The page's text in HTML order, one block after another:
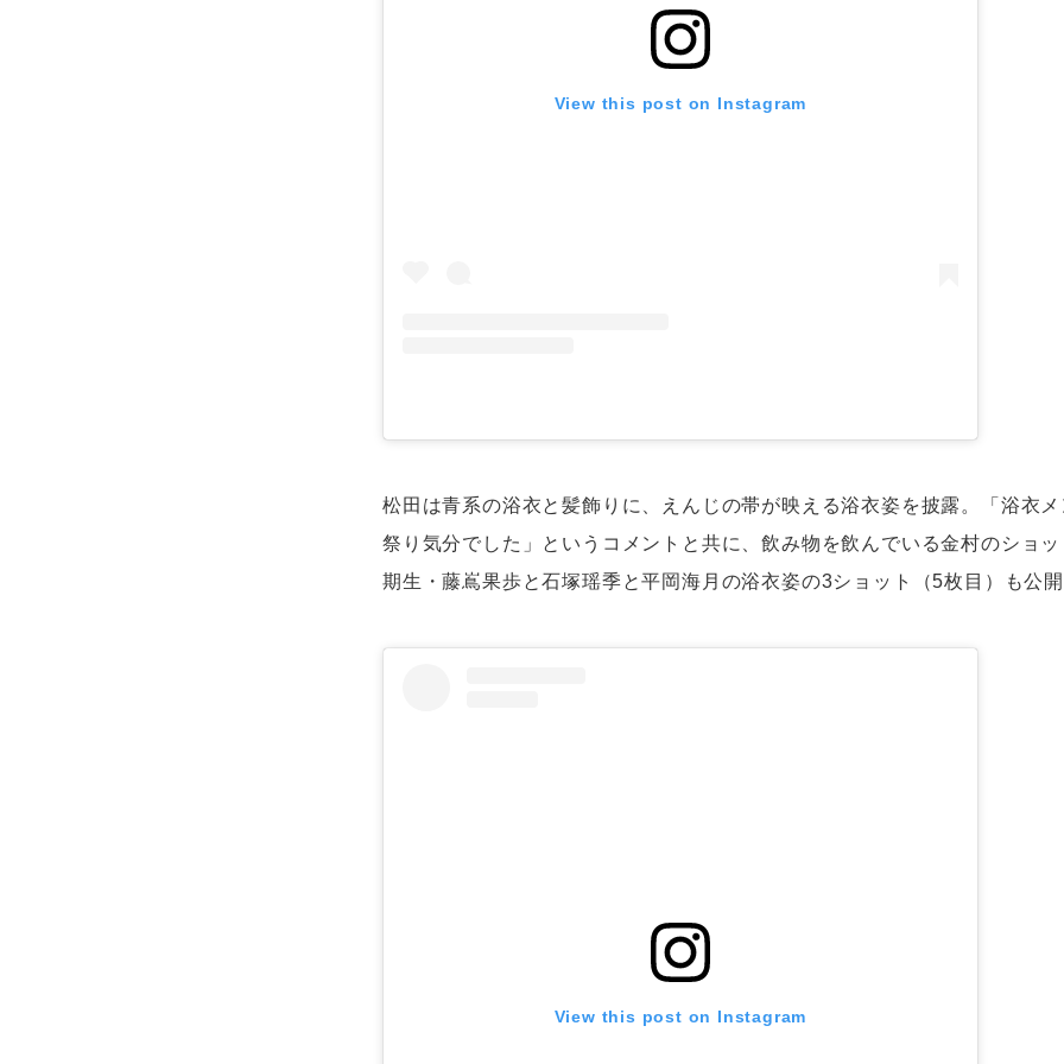
View this post on Instagram
松田は青系の浴衣と髪飾りに、えんじの帯が映える浴衣姿を披露。「浴衣
祭り気分でした」というコメントと共に、飲み物を飲んでいる金村のショ
期生・藤嶌果歩と石塚瑶季と平岡海月の浴衣姿の3ショット（5枚目）も公開
View this post on Instagram